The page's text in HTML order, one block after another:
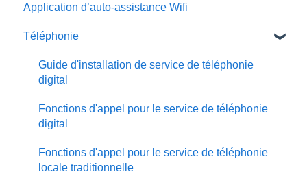
Installation de service Internet par fibre
Installation de service Internet par câble ou DSL
Courriel
Gérer votre réseau sans fil résidentiel
Dépannage
Application d’auto-assistance Wifi
Téléphonie
Guide d'installation de service de téléphonie
digital
Fonctions d'appel pour le service de téléphonie
digital
Fonctions d'appel pour le service de téléphonie
locale traditionnelle